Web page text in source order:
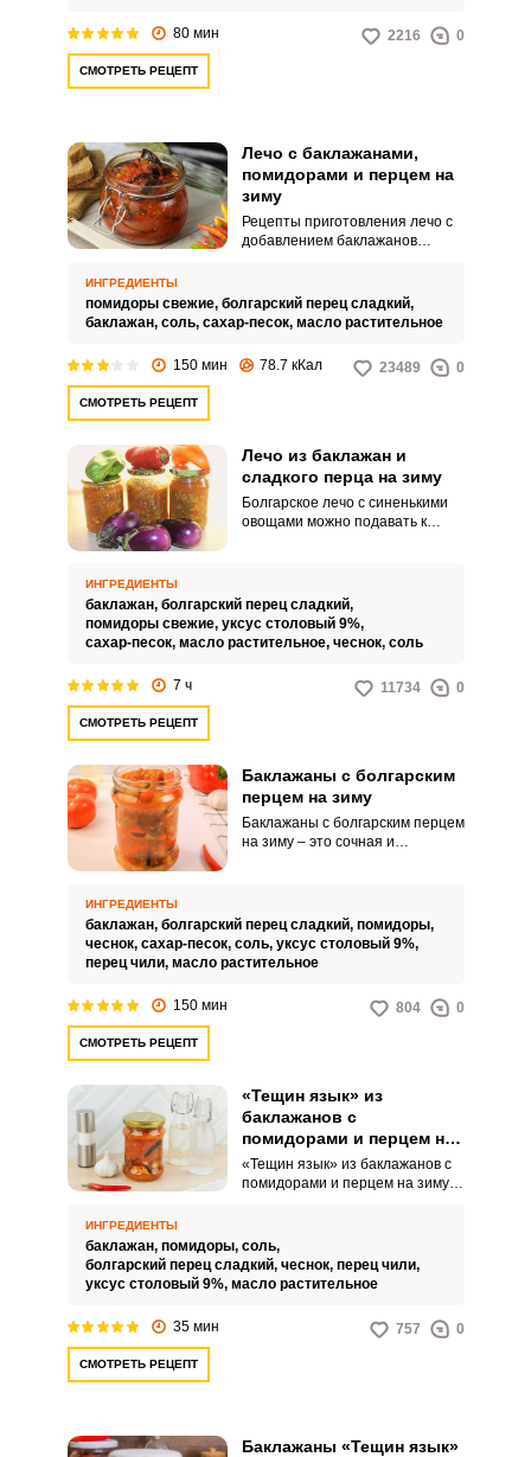
80 мин 2216 0
СМОТРЕТЬ РЕЦЕПТ
Лечо с баклажанами,
помидорами и перцем на
зиму
Рецепты приготовления лечо с
добавлением баклажанов
Главной особенностью такого
лечо является нарезка
кусочками.
ИНГРЕДИЕНТЫ
помидоры свежие, болгарский перец сладкий,
баклажан, соль, сахар-песок, масло растительное
150 мин 78.7 кКал 23489 0
СМОТРЕТЬ РЕЦЕПТ
Лечо из баклажан и
сладкого перца на зиму
Болгарское лечо с синенькими
овощами можно подавать к
горячих блюд. Лечо по такому
рецепту получается
сладковатым на вкус с ярко
выраженным ароматом перца и
ИНГРЕДИЕНТЫ
баклажан, болгарский перец сладкий,
помидоры свежие, уксус столовый 9%,
сахар-песок, масло растительное, чеснок, соль
7 ч 11734 0
СМОТРЕТЬ РЕЦЕПТ
Баклажаны с болгарским
перцем на зиму
Баклажаны с болгарским перцем
на зиму – это сочная и
овощи могут быть использованы
как самостоятельное блюдо или
как добавка к мясным или
ИНГРЕДИЕНТЫ
баклажан, болгарский перец сладкий, помидоры,
чеснок, сахар-песок, соль, уксус столовый 9%,
перец чили, масло растительное
150 мин 804 0
СМОТРЕТЬ РЕЦЕПТ
«Тещин язык» из
баклажанов с
помидорами и перцем на
зиму
«Тещин язык» из баклажанов с
помидорами и перцем на зиму
реализации пикантной зимней
закатки потребуются доступные
продукты и всего лишь 35 минут
ИНГРЕДИЕНТЫ
баклажан, помидоры, соль,
болгарский перец сладкий, чеснок, перец чили,
уксус столовый 9%, масло растительное
35 мин 757 0
СМОТРЕТЬ РЕЦЕПТ
Баклажаны «Тещин язык»